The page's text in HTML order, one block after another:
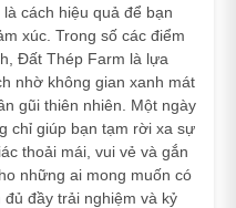
cách hiệu quả để bạn
xúc. Trong số các điểm
Đất Thép Farm là lựa
nhờ không gian xanh mát
gũi thiên nhiên. Một ngày
chỉ giúp bạn tạm rời xa sự
thoải mái, vui vẻ và gắn
những ai mong muốn có
đầy trải nghiệm và kỷ